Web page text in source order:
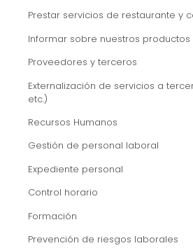
Prestar servicios de restaurante y
Informar sobre nuestros productos
Proveedores y terceros
Externalización de servicios a
etc.)
Recursos Humanos
Gestión de personal laboral
Expediente personal
Control horario
Formación
Prevención de riesgos laborales